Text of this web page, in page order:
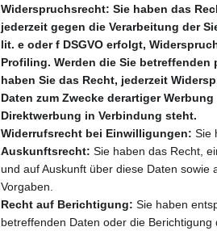
Widerspruchsrecht: Sie haben das
jederzeit gegen die Verarbeitung der
lit. e oder f DSGVO erfolgt,
Profiling. Werden die Sie
haben Sie das Recht, jederzeit
Daten zum Zwecke derartiger
Direktwerbung in Verbindung steht.
Widerrufsrecht bei Einwilligungen: Sie
Auskunftsrecht: Sie haben das Recht,
und auf Auskunft über diese Daten
Vorgaben.
Recht auf Berichtigung: Sie haben
betreffenden Daten oder die